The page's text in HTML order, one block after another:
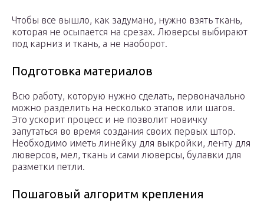
Чтобы все вышло, как задумано, нужно взять ткань,
которая не осыпается на срезах. Люверсы выбирают
под карниз и ткань, а не наоборот.
Подготовка материалов
Всю работу, которую нужно сделать, первоначально
можно разделить на несколько этапов или шагов.
Это ускорит процесс и не позволит новичку
запутаться во время создания своих первых штор.
Необходимо иметь линейку для выкройки, ленту для
люверсов, мел, ткань и сами люверсы, булавки для
разметки петли.
Пошаговый алгоритм крепления